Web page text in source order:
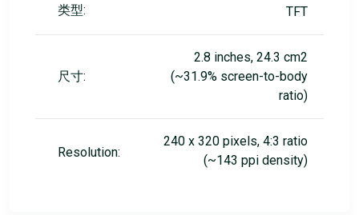
类型: TFT
尺寸:
2.8 inches, 24.3 cm2
(~31.9% screen-to-body
ratio)
Resolution:
240 x 320 pixels, 4:3 ratio
(~143 ppi density)